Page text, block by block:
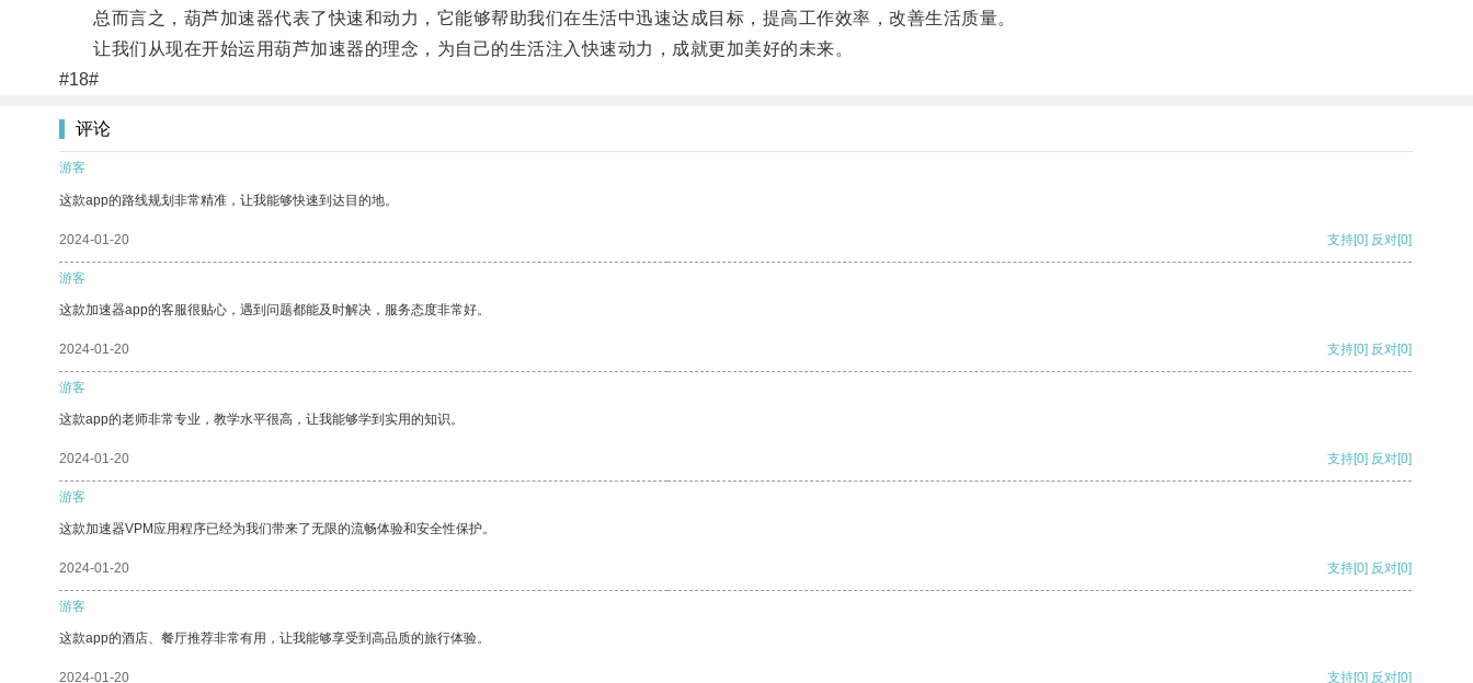
总而言之，葫芦加速器代表了快速和动力，它能够帮助我们在生活中迅速达成目标，提高工作效率，改善生活质量。
让我们从现在开始运用葫芦加速器的理念，为自己的生活注入快速动力，成就更加美好的未来。
#18#
评论
游客
这款app的路线规划非常精准，让我能够快速到达目的地。
2024-01-20 支持[0] 反对[0]
游客
这款加速器app的客服很贴心，遇到问题都能及时解决，服务态度非常好。
2024-01-20 支持[0] 反对[0]
游客
这款app的老师非常专业，教学水平很高，让我能够学到实用的知识。
2024-01-20 支持[0] 反对[0]
游客
这款加速器VPM应用程序已经为我们带来了无限的流畅体验和安全性保护。
2024-01-20 支持[0] 反对[0]
游客
这款app的酒店、餐厅推荐非常有用，让我能够享受到高品质的旅行体验。
2024-01-20 支持[0] 反对[0]